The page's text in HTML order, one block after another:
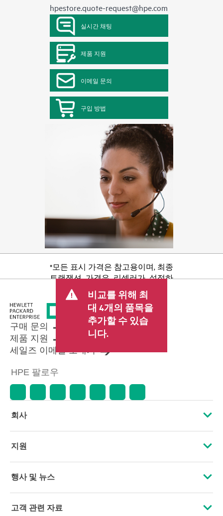
hpestore.quote-request@hpe.com
실시간 채팅
제품 지원
이메일 문의
구입 방법
*모든 표시 가격은 참고용이며, 최종
트랜잭션 가격은 리셀러가 설정하
며 판매세/VAT 및 배송 등 기타 수수
료가 포함될 수 있습니다. 리셀러가
설정한 트랜잭션 가격은 다른 리셀
러가 설정한 가격 및 표시 가격과 다
를 수 있습니다. 표시 가격에는 기간
한정 프로모션 혜택이 포함될 수 있
습니다. HPE는 시장 상황 변화, 제품
수명 종료, 광고 오류 등을 포함하되
이에 국한되지 않는 사유로 언제든
지 가격을 조정할 권리를 보유합니
비교를 위해 최
대 4개의 품목을
추가할 수 있습
니다.
구매 문의
제품 지원
세일즈 이메일 보내기
HPE 팔로우
회사
HPE 소개
기업의 책임
지원
운영 지원 서비스
행사 및 뉴스
행사
고객 관련 자료